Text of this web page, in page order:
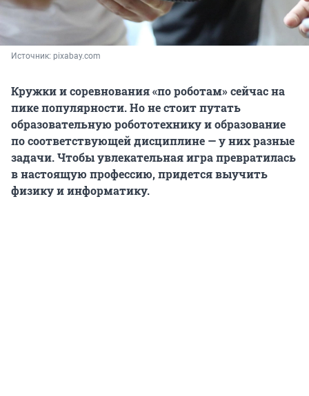
Источник: pixabay.com
Кружки и соревнования «по роботам» сейчас на
пике популярности. Но не стоит путать
образовательную робототехнику и образование
по соответствующей дисциплине — у них разные
задачи. Чтобы увлекательная игра превратилась
в настоящую профессию, придется выучить
физику и информатику.